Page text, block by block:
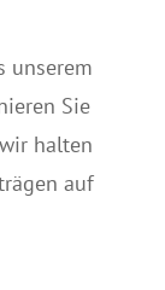
unserem
Sie
halten
auf